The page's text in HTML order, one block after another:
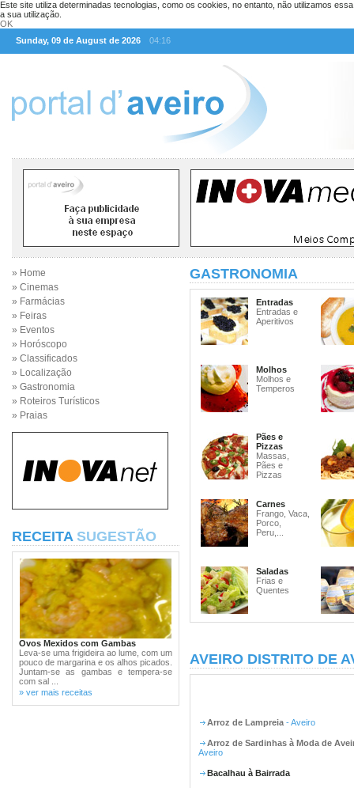
Este site utiliza determinadas tecnologias, como os cookies, no entanto, não utilizamos
a sua utilização.
OK
Sunday, 09 de August de 2026
04:16
» Home
» Cinemas
» Farmácias
» Feiras
» Eventos
» Horóscopo
» Classificados
» Localização
» Gastronomia
» Roteiros Turísticos
» Praias
RECEITA SUGESTÃO
Ovos Mexidos com Gambas
Leva-se uma frigideira ao lume, com um
pouco de margarina e os alhos picados.
Juntam-se as gambas e tempera-se
com sal ...
» ver mais receitas
GASTRONOMIA
Entradas
Entradas e
Aperitivos
Molhos
Molhos e
Temperos
Pães e
Pizzas
Massas,
Pães e
Pizzas
Carnes
Frango, Vaca,
Porco,
Peru,...
Saladas
Frias e
Quentes
AVEIRO DISTRITO DE
Arroz de Lampreia - Aveiro
Arroz de Sardinhas à Moda de
Aveiro
Bacalhau à Bairrada